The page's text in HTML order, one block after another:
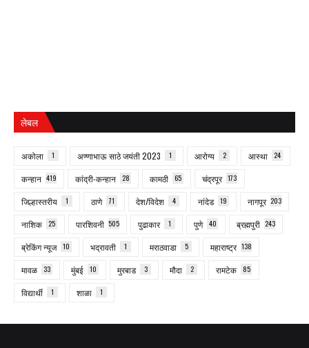
लेबल
अकोला 1 अण्णाभाऊ साठे जयंती 2023 1 आरोग्य 2 आस्था 24
कन्हान 419 कांद्री-कन्हान 28 कामठी 65 चंद्रपूर 173
जिल्हास्तरीय 1 ठाणे 71 देश/विदेश 4 नांदेड 19 नागपूर 203
नाशिक 25 पारशिवनी 505 पुढाकार 1 पुणे 40 ब्रह्मपुरी 243
ब्रेकिंग न्यूज 10 भद्रावती 1 मराठवाडा 5 महाराष्ट्र 138
मावळ 33 मुंबई 10 मुरबाड 3 मौदा 2 रामटेक 85
विद्यार्थी 1 शाळा 1